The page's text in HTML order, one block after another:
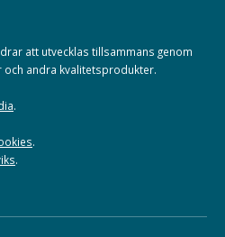
att utvecklas tillsammans genom
andra kvalitetsprodukter.
.
.
.